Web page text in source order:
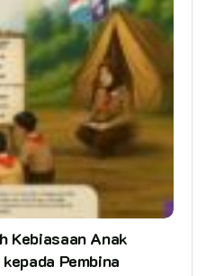
Kebiasaan Anak
Pembina